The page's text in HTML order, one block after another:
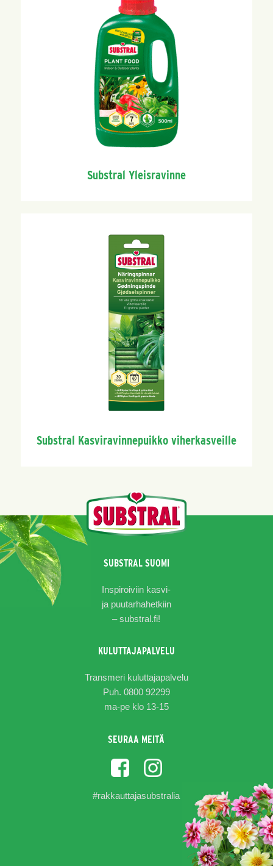
Substral Yleisravinne
Substral Kasviravinnepuikko viherkasveille
SUBSTRAL SUOMI
Inspiroiviin kasvi-
ja puutarhahetkiin
–substral.fi!
KULUTTAJAPALVELU
Transmeri kuluttajapalvelu
Puh. 0800 92299
ma-pe klo 13-15
SEURAA MEITÄ
#rakkauttajasubstralia